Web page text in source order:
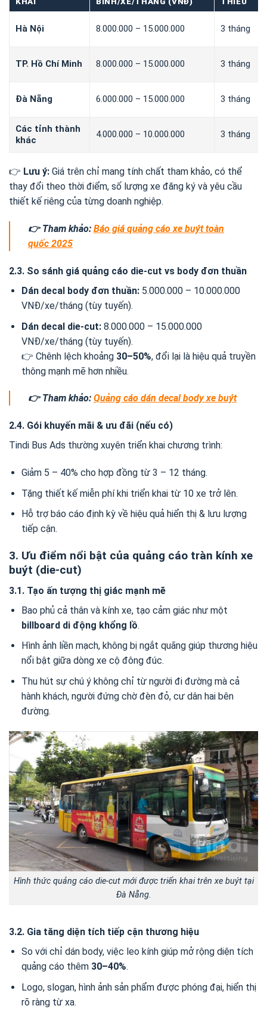
Hà Nội 8.000.000 – 15.000.000 3 tháng
TP. Hồ Chí Minh 8.000.000 – 15.000.000 3 tháng
Đà Nẵng 6.000.000 – 15.000.000 3 tháng
Các tỉnh thành
khác
4.000.000 – 10.000.000 3 tháng
👉 Lưu ý: Giá trên chỉ mang tính chất tham khảo, có thể
thay đổi theo thời điểm, số lượng xe đăng ký và yêu cầu
thiết kế riêng của từng doanh nghiệp.
👉 Tham khảo: Báo giá quảng cáo xe buýt toàn
quốc 2025
2.3. So sánh giá quảng cáo die-cut vs body đơn thuần
Dán decal body đơn thuần:5.000.000 – 10.000.000
VNĐ/xe/tháng (tùy tuyến).
Dán decal die-cut:8.000.000 – 15.000.000
VNĐ/xe/tháng (tùy tuyến).
👉 Chênh lệch khoảng 30–50%, đổi lại là hiệu quả truyền
thông mạnh mẽ hơn nhiều.
👉 Tham khảo: Quảng cáo dán decal body xe buýt
2.4. Gói khuyến mãi & ưu đãi (nếu có)
Tindi Bus Ads thường xuyên triển khai chương trình:
Giảm 5 – 40% cho hợp đồng từ 3 – 12 tháng.
Tặng thiết kế miễn phí khi triển khai từ 10 xe trở lên.
Hỗ trợ báo cáo định kỳ về hiệu quả hiển thị & lưu lượng
tiếp cận.
3. Ưu điểm nổi bật của quảng cáo tràn kính xe
buýt (die-cut)
3.1. Tạo ấn tượng thị giác mạnh mẽ
Bao phủ cả thân và kính xe, tạo cảm giác như một
billboard di động khổng lồ.
Hình ảnh liền mạch, không bị ngắt quãng giúp thương hiệu
nổi bật giữa dòng xe cộ đông đúc.
Thu hút sự chú ý không chỉ từ người đi đường mà cả
hành khách, người đứng chờ đèn đỏ, cư dân hai bên
đường.
Hình thức quảng cáo die-cut mới được triển khai trên xe buýt tại
Đà Nẵng.
3.2. Gia tăng diện tích tiếp cận thương hiệu
So với chỉ dán body, việc leo kính giúp mở rộng diện tích
quảng cáo thêm 30–40%.
Logo, slogan, hình ảnh sản phẩm được phóng đại, hiển thị
rõ ràng từ xa.